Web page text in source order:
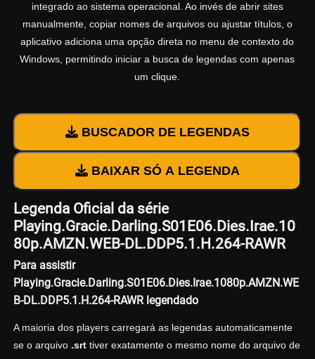
integrado ao sistema operacional. Ao invés de abrir sites
manualmente, copiar nomes de arquivos ou ajustar títulos, o
aplicativo adiciona uma opção direta no menu de contexto do
Windows, permitindo iniciar a busca de legendas com apenas
um clique.
BUSCADOR DE LEGENDAS
BAIXAR SÓ A LEGENDA
Legenda Oficial da série
Playing.Gracie.Darling.S01E06.Dies.Irae.10
80p.AMZN.WEB-DL.DDP5.1.H.264-RAWR
Para assistir
Playing.Gracie.Darling.S01E06.Dies.Irae.1080p.AMZN.WE
B-DL.DDP5.1.H.264-RAWR legendado
A maioria dos players carregará as legendas automaticamente
se o arquivo .srttiver exatamente o mesmo nome do arquivo de